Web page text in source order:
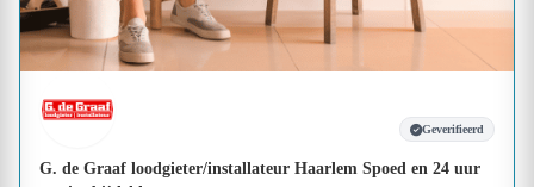
Geverifieerd
G. de Graaf loodgieter/installateur Haarlem Spoed en 24 uur